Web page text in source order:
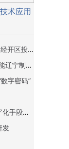
术应用
国内首套“无人车机”协同电力巡检系统在武汉经开区投入试运行
老工业基地的“数”“智”蝶变——工业互联网赋能辽宁制造业转型升级观察
字密码”
湖北谷城县供电公司组建柔性团队，应用数字化手段提升线损管理质效
发